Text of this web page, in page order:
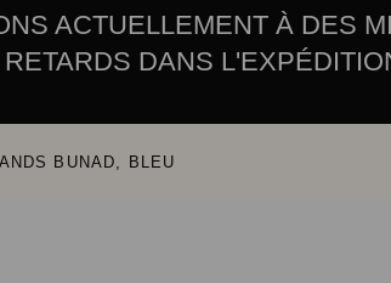
ACTUELLEMENT À DES
RETARDS DANS
BUNAD, BLEU